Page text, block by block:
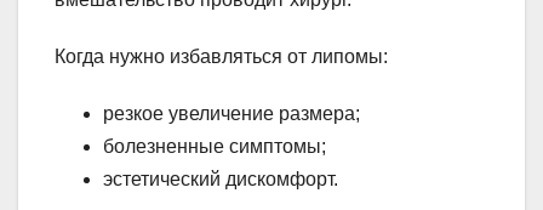
Когда нужно избавляться от липомы:
резкое увеличение размера;
болезненные симптомы;
эстетический дискомфорт.